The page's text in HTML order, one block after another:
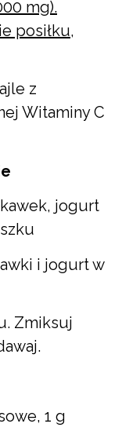
mg).
posiłku,
z
Witaminy C
jogurt
i jogurt w
Zmiksuj
1 g